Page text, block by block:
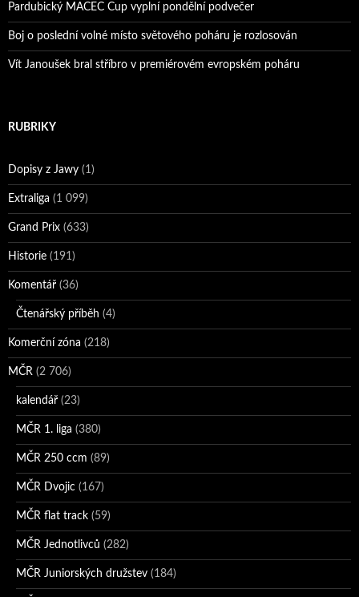
Pardubický MACEC Cup vyplní pondělní podvečer
Boj o poslední volné místo světového poháru je rozlosován
Vít Janoušek bral stříbro v premiérovém evropském poháru
RUBRIKY
Dopisy z Jawy (1)
Extraliga (1 099)
Grand Prix (633)
Historie (191)
Komentář (36)
Čtenářský příběh (4)
Komerční zóna (218)
MČR (2 706)
kalendář (23)
MČR 1. liga (380)
MČR 250 ccm (89)
MČR Dvojic (167)
MČR flat track (59)
MČR Jednotlivců (282)
MČR Juniorských družstev (184)